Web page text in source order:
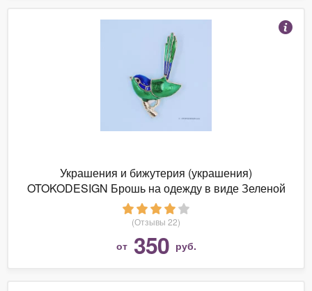
Украшения и бижутерия (украшения)
OTOKODESIGN Брошь на одежду в виде Зеленой
птицы с эмалью
(Отзывы 22)
от 350 руб.